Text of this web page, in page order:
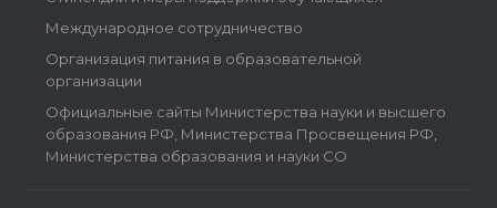
Международное сотрудничество
Организация питания в образовательной
организации
Официальные сайты Министерства науки и высшего
образования РФ, Министерства Просвещения РФ,
Министерства образования и науки СО